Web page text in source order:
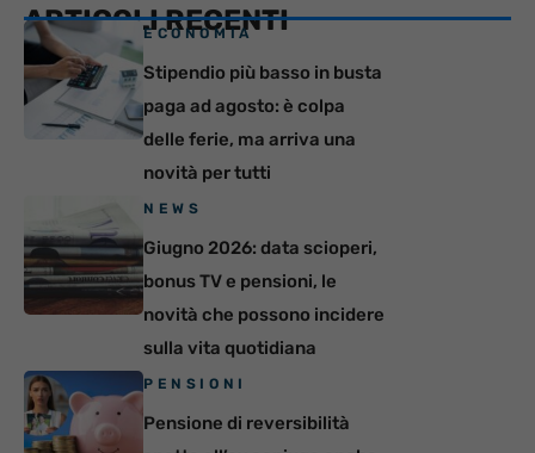
ARTICOLI RECENTI
ECONOMIA
Stipendio più basso in busta
paga ad agosto: è colpa
delle ferie, ma arriva una
novità per tutti
NEWS
Giugno 2026: data scioperi,
bonus TV e pensioni, le
novità che possono incidere
sulla vita quotidiana
PENSIONI
Pensione di reversibilità